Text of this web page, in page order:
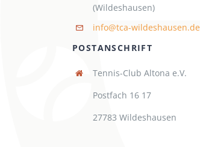
(Wildeshausen)
info@tca-wildeshausen.de
POSTANSCHRIFT
Tennis-Club Altona e.V.
Postfach 16 17
27783 Wildeshausen